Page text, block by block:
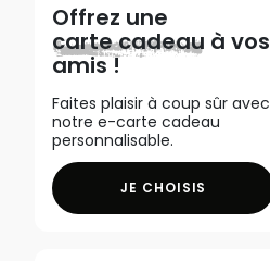
Offrez une
carte cadeau à vos
amis !
Faites plaisir à coup sûr avec
notre e-carte cadeau
personnalisable.
JE CHOISIS